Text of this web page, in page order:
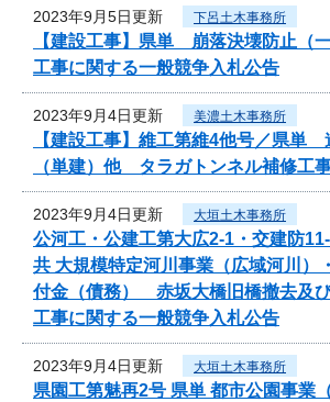
2023年9月5日更新 下呂土木事務所
【建設工事】県単 崩落決壊防止（
工事に関する一般競争入札公告
2023年9月4日更新 美濃土木事務所
【建設工事】維工第維4他号／県単
（単建）他 タラガトンネル補修工
2023年9月4日更新 大垣土木事務所
公河工・公建工第大広2-1・交建防
共 大規模特定河川事業（広域河川）
付金（債務） 赤坂大橋旧橋撤去及び
工事に関する一般競争入札公告
2023年9月4日更新 大垣土木事務所
県園工第魅再2号 県単 都市公園事業